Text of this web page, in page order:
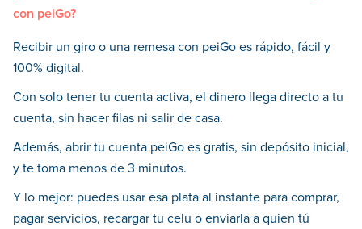
con peiGo?
Recibir un giro o una remesa con peiGo es rápido, fácil y
100% digital.
Con solo tener tu cuenta activa, el dinero llega directo a tu
cuenta, sin hacer filas ni salir de casa.
Además, abrir tu cuenta peiGo es gratis, sin depósito inicial,
y te toma menos de 3 minutos.
Y lo mejor: puedes usar esa plata al instante para comprar,
pagar servicios, recargar tu celu o enviarla a quien tú